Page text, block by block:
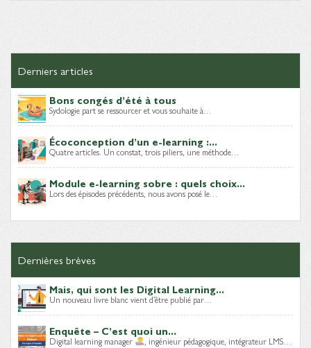
Derniers articles
Bons congés d’été à tous
Sydologie part se ressourcer et vous souhaite à…
Écoconception d’un e-learning :...
Quatre articles. Un constat, trois piliers, une méthode…
Module e-learning sobre : quels choix...
Lors des épisodes précédents, nous avons posé le…
Dernières brèves
Mais, qui sont les Digital Learning...
Un nouveau livre blanc vient d’être publié par…
Enquête – C’est quoi un...
Digital learning manager , ingénieur pédagogique, intégrateur LMS…